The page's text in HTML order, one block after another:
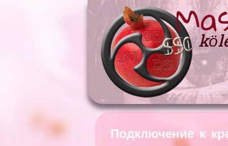
Подключение к